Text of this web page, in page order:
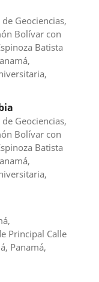
Geociencias,
Bolívar con
Batista
Geociencias,
Bolívar con
Batista
Principal Calle
Panamá,